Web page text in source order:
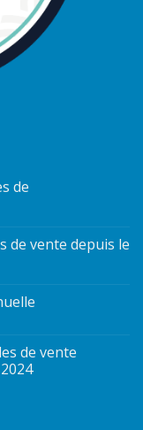
de
de vente depuis le
de vente